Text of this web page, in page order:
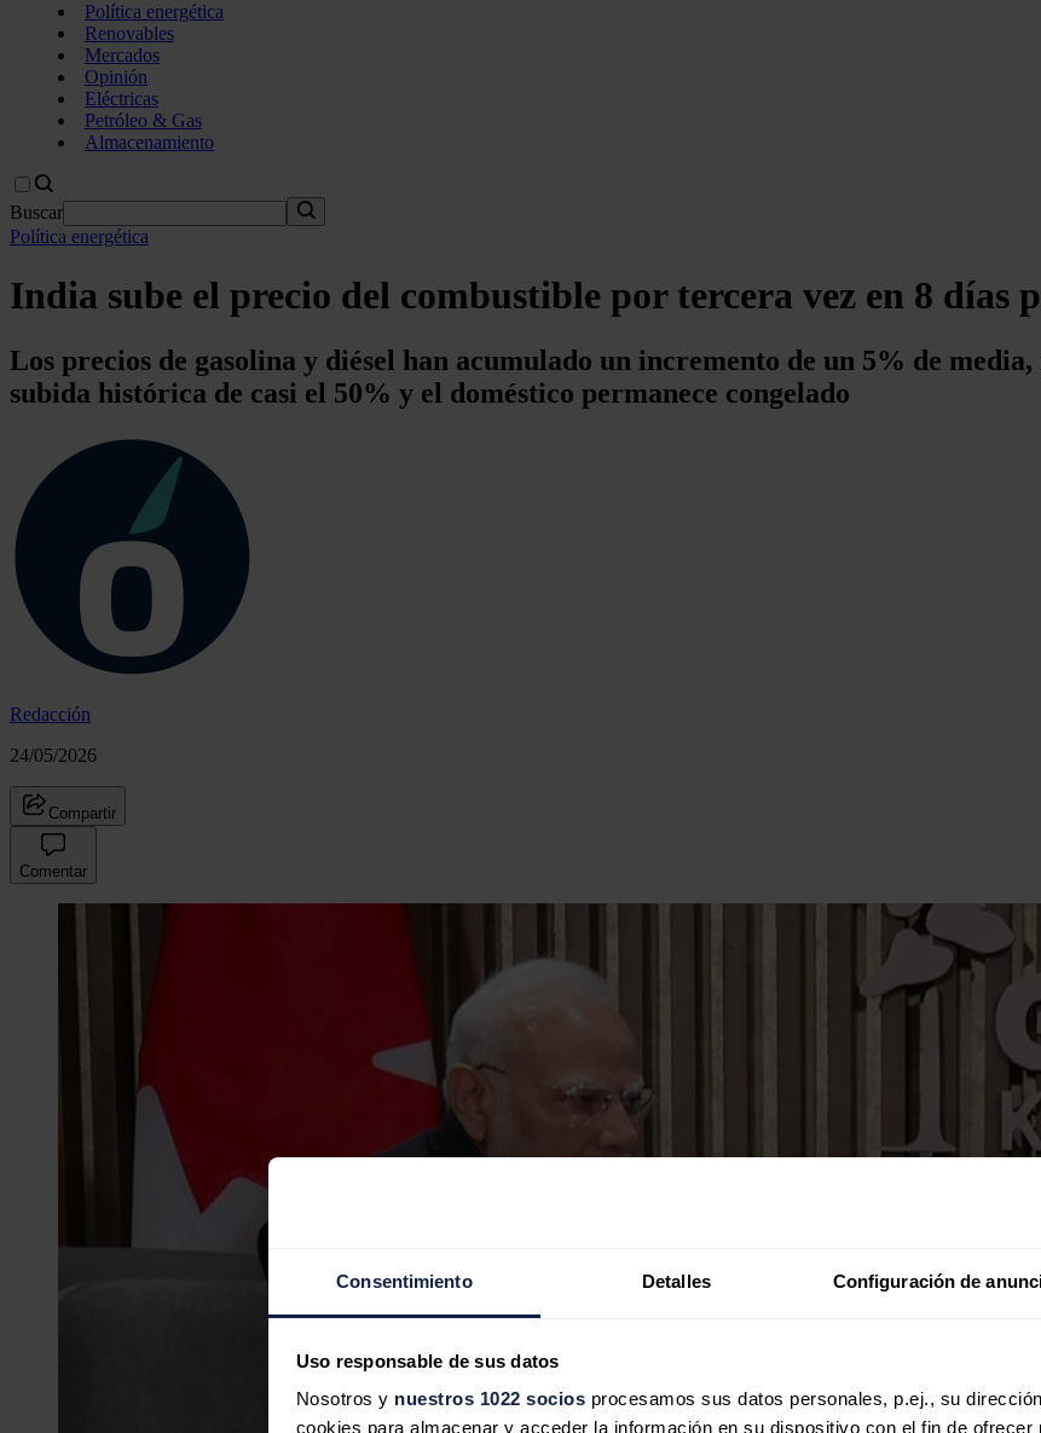
Consentimiento Detalles Configuración de
Uso responsable de sus datos
Nosotros y nuestros 1022 socios procesamos sus datos personales, p.ej., su
cookies para almacenar y acceder la información en su dispositivo con el fin de ofrecer
Política energética
Renovables
Mercados
Opinión
Eléctricas
Petróleo & Gas
Almacenamiento
Buscar
Política energética
India sube el precio del combustible por tercera vez en 8 días
Los precios de gasolina y diésel han acumulado un incremento de un 5% de
subida histórica de casi el 50% y el doméstico permanece congelado
Redacción
24/05/2026
Compartir
Comentar